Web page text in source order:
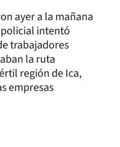
ayer a la mañana
intentó
trabajadores
la ruta
región de Ica,
empresas